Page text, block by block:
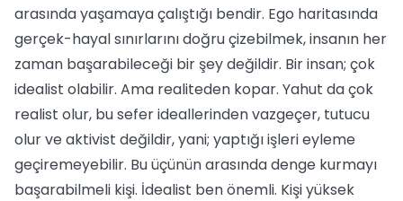
arasında yaşamaya çalıştığı bendir. Ego haritasında
gerçek-hayal sınırlarını doğru çizebilmek, insanın her
zaman başarabileceği bir şey değildir. Bir insan; çok
idealist olabilir. Ama realiteden kopar. Yahut da çok
realist olur, bu sefer ideallerinden vazgeçer, tutucu
olur ve aktivist değildir, yani; yaptığı işleri eyleme
geçiremeyebilir. Bu üçünün arasında denge kurmayı
başarabilmeli kişi. İdealist ben önemli. Kişi yüksek